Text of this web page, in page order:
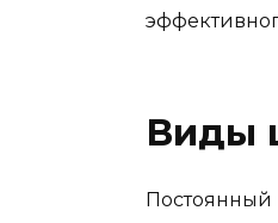
Виды
Постоянный